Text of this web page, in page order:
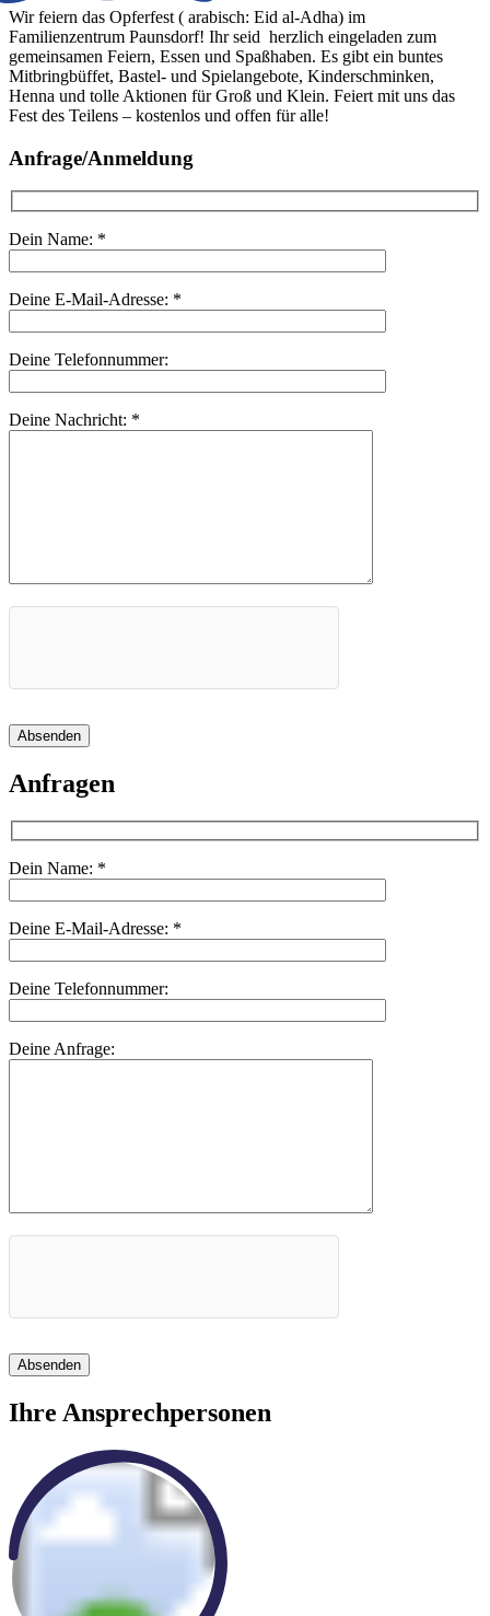
Wir feiern das Opferfest ( arabisch: Eid al-Adha) im
Familienzentrum Paunsdorf! Ihr seid herzlich eingeladen zum
gemeinsamen Feiern, Essen und Spaßhaben. Es gibt ein buntes
Mitbringbüffet, Bastel- und Spielangebote, Kinderschminken,
Henna und tolle Aktionen für Groß und Klein. Feiert mit uns das
Fest des Teilens – kostenlos und offen für alle!
Anfrage/Anmeldung
Dein Name: *
Deine E-Mail-Adresse: *
Deine Telefonnummer:
Deine Nachricht: *
Absenden
Anfragen
Dein Name: *
Deine E-Mail-Adresse: *
Deine Telefonnummer:
Deine Anfrage:
Absenden
Ihre Ansprechpersonen